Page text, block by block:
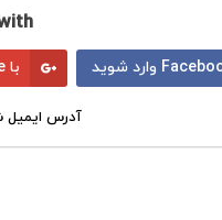
با Google وارد شوید
آدرس ایمیل